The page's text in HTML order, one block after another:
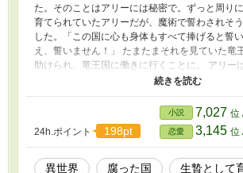
た。そのことはアリーには秘密で。ずっと周り
育てられていたアリーだが、魔術で誓わされそ
した。「この国に心も身体もすべて捧げると誓
え、誓いません！」 たまたまそれを見ていた竜
助けられ、竜王国に働きに行くことに。 アリー
変え、竜王国で魔術師として働く予定だったが
24h.ポイント 198pt
小説 7,027 位
恋愛 3,145 位
異世界 腐った国
生贄として